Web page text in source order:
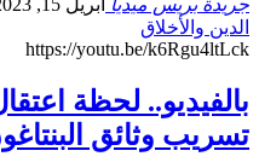
الدين والأخلاق
https://youtu.be/k6Rgu4ltLck
بالفيديو.. لحظة
تسريب وثائق